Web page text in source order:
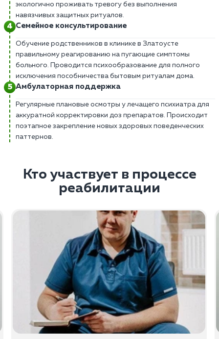
экологично проживать тревогу без выполнения
навязчивых защитных ритуалов.
Семейное консультирование
Обучение родственников в клинике в Златоусте
правильному реагированию на пугающие симптомы
больного. Проводится психообразование для полного
исключения пособничества бытовым ритуалам дома.
Амбулаторная поддержка
Регулярные плановые осмотры у лечащего психиатра для
аккуратной корректировки доз препаратов. Происходит
поэтапное закрепление новых здоровых поведенческих
паттернов.
Кто участвует в процессе
реабилитации